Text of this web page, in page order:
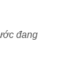
đang